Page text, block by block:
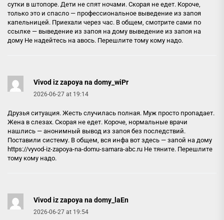
сутки в штопоре. Дети не спят ночами. Скорая не едет. Короче,
только это и спасло — профессиональное выведение из запоя
капельницей. Приехали через час. В общем, смотрите сами по
ссылке — выведение из запоя на дому выведение из запоя на
дому Не надейтесь на авось. Перешлите тому кому надо.
Vivod iz zapoya na domy_wiPr
2026-06-27 at 19:14
Друзья ситуация. Жесть случилась полная. Муж просто пропадает.
Жена в слезах. Скорая не едет. Короче, нормальные врачи
нашлись — анонимный вывод из запоя без последствий.
Поставили систему. В общем, вся инфа вот здесь — запой на дому
https://vyvod-iz-zapoya-na-domu-samara-abc.ru Не тяните. Перешлите
тому кому надо.
Vivod iz zapoya na domy_laEn
2026-06-27 at 19:54